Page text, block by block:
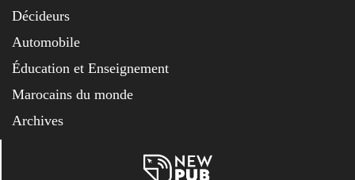
Décideurs
Automobile
Éducation et Enseignement
Marocains du monde
Archives